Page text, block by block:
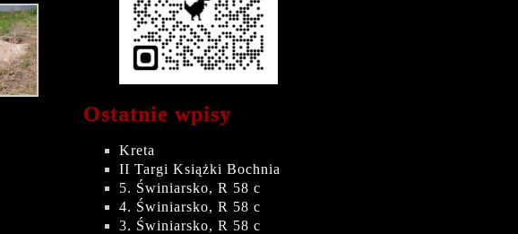
Ostatnie wpisy
Kreta
II Targi Książki Bochnia
5. Świniarsko, R 58 c
4. Świniarsko, R 58 c
3. Świniarsko, R 58 c